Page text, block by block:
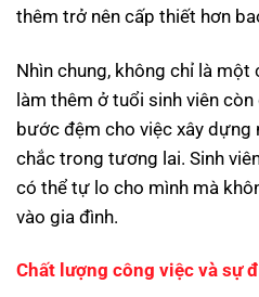
thêm trở nên cấp thiết hơn
Nhìn chung, không chỉ là một
làm thêm ở tuổi sinh viên
bước đệm cho việc xây dựng
chắc trong tương lai. Sinh
có thể tự lo cho mình mà
vào gia đình.
Chất lượng công việc và sự